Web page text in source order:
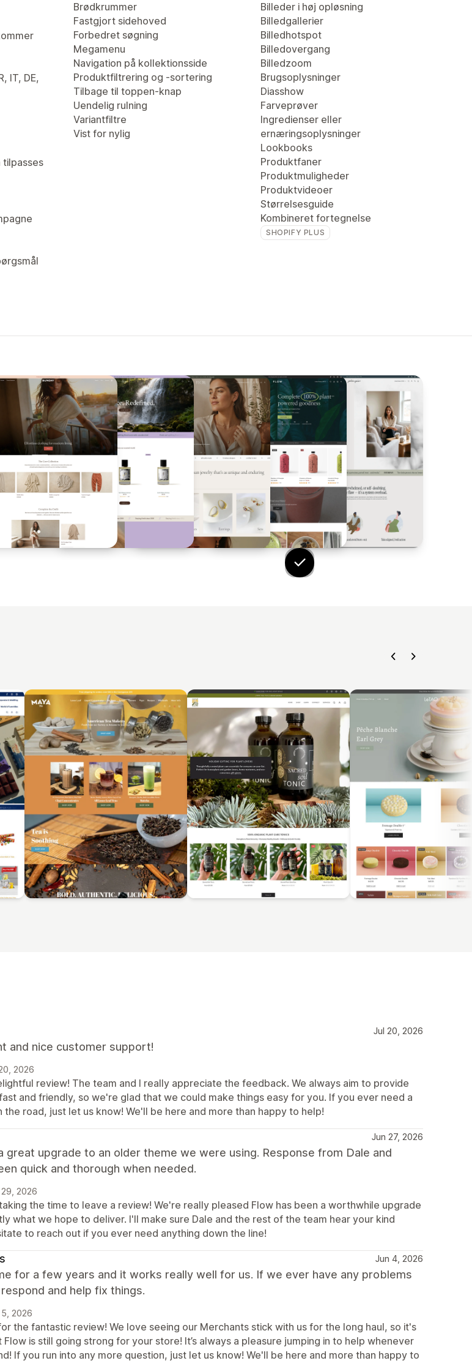
IT, DE,
tilpasses
Brødkrummer
Fastgjort sidehoved
Forbedret søgning
Megamenu
Navigation på kollektionsside
Produktfiltrering og -sortering
Tilbage til toppen-knap
Uendelig rulning
Variantfiltre
Vist for nylig
Billeder i høj opløsning
Billedgallerier
Billedhotspot
Billedovergang
Billedzoom
Brugsoplysninger
Diasshow
Farveprøver
Ingredienser eller
ernæringsoplysninger
Lookbooks
Produktfaner
Produktmuligheder
Produktvideoer
Størrelsesguide
Kombineret fortegnelse
SHOPIFY PLUS
Jul 20, 2026
and nice customer support!
2026
review! The team and I really appreciate the feedback. We always aim to provide
and friendly, so we're glad that we could make things easy for you. If you ever need a
the road, just let us know! We'll be here and more than happy to help!
Jun 27, 2026
great upgrade to an older theme we were using. Response from Dale and
quick and thorough when needed.
2026
the time to leave a review! We're really pleased Flow has been a worthwhile upgrade
what we hope to deliver. I'll make sure Dale and the rest of the team hear your kind
to reach out if you ever need anything down the line!
Jun 4, 2026
for a few years and it works really well for us. If we ever have any problems
and help fix things.
2026
the fantastic review! We love seeing our Merchants stick with us for the long haul, so it's
is still going strong for your store! It’s always a pleasure jumping in to help whenever
If you run into any more question, just let us know! We'll be here and more than happy to